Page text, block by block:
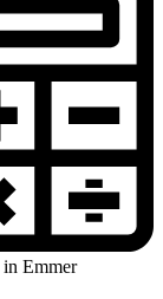
Emmer